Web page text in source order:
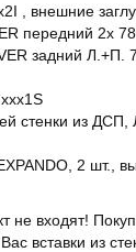
, внешние
передний 2х
задний Л.+П.
стенки из ДСП,
2 шт.,
не входят!
вставки из